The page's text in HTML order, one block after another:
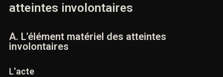
atteintes involontaires
A. L’élément matériel des atteintes
involontaires
L’acte